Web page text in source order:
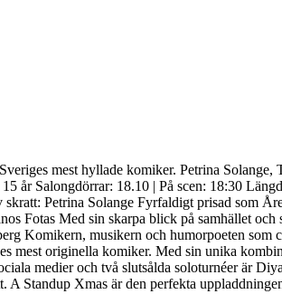
mest hyllade komiker. Petrina
år Salongdörrar: 18.10 | På scen: 18:30
Petrina Solange Fyrfaldigt prisad som
Fotas Med sin skarpa blick på samhället
Komikern, musikern och humorpoeten som
originella komiker. Med sin unika
medier och två slutsålda soloturnéer är
Standup Xmas är den perfekta